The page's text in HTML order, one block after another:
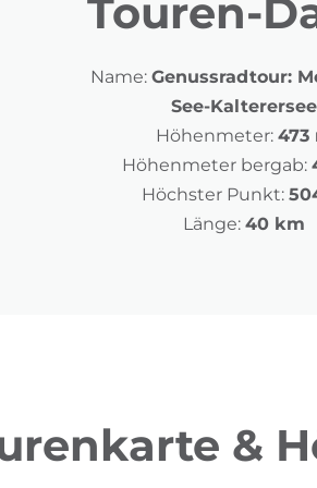
Touren-
Name: Genussradtour:
See-Kalterersee
Höhenmeter: 473
Höhenmeter bergab:
Höchster Punkt:
Länge: 40 km
&